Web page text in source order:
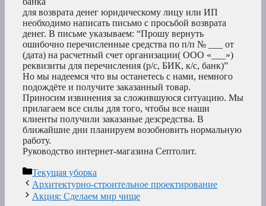
для возврата денег юридическому лицу или ИП
необходимо написать письмо с просьбой возврата
денег. В письме указываем: “Прошу вернуть
ошибочно перечисленные средства по п/п № ___ от
(дата) на расчетный счет организации( ООО «___»)
реквизиты для перечисления (р/с, БИК, к/с, банк)”
Но мы надеемся что вы останетесь с нами, немного
подождёте и получите заказанный товар.
Приносим извинения за сложившуюся ситуацию. Мы
прилагаем все силы для того, чтобы все наши
клиенты получили заказаные дезсредства. В
ближайшие дни планируем возобновить нормальную
работу.
Руководство интернет-магазина Септолит.
Рубрики
Текущая уборка
Архитектурно-строительное проектирование
Акция: Сделаем мир чище